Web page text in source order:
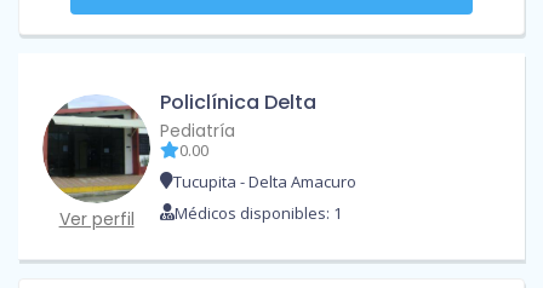
Ver perfil
Policlínica Delta
Pediatría
0.00
Tucupita - Delta Amacuro
Médicos disponibles: 1